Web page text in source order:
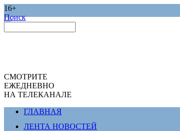
16+
Поиск
СМОТРИТЕ
ЕЖЕДНЕВНО
НА ТЕЛЕКАНАЛЕ
ГЛАВНАЯ
ЛЕНТА НОВОСТЕЙ